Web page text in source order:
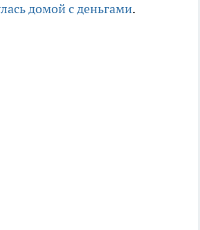
домой с деньгами.